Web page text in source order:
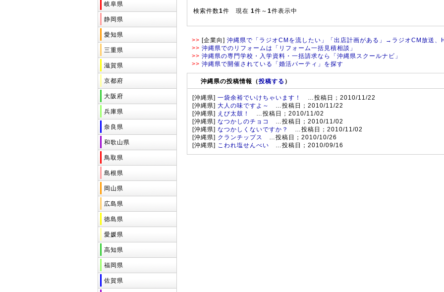
岐阜県
静岡県
愛知県
三重県
滋賀県
京都府
大阪府
兵庫県
奈良県
和歌山県
鳥取県
島根県
岡山県
広島県
徳島県
愛媛県
高知県
福岡県
佐賀県
検索件数1件 現在 1件～ 1件表示中
>> [企業向] 沖縄県で「ラジオCMを流したい」「出店計画がある」→ラジオCM放送、
>> 沖縄県でのリフォームは「リフォーム一括見積相談」
>> 沖縄県の専門学校・入学資料・一括請求なら「沖縄県スクールナビ」
>> 沖縄県で開催されている「婚活パーティ」を探す
沖縄県の投稿情報（投稿する ）
[沖縄県] 一袋余裕でいけちゃいます！
…投稿日；2010/11/22
[沖縄県] 大人の味ですよ～
…投稿日；2010/11/22
[沖縄県] えび太鼓！
…投稿日；2010/11/02
[沖縄県] なつかしのチョコ
…投稿日；2010/11/02
[沖縄県] なつかしくないですか？
…投稿日；2010/11/02
[沖縄県] クランチップス
…投稿日；2010/10/26
[沖縄県] こわれ塩せんべい …投稿日；2010/09/16